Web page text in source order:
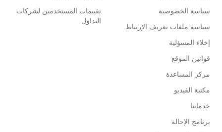
سياسة الخصوصية
سياسة ملفات تعريف الإرتباط
إخلاء المسؤلية
قوانين الموقع
مركز المساعدة
مكتبة الفيديو
خدماتنا
برنامج الإحالة
تقييمات المستخدمين لشركات
التداول